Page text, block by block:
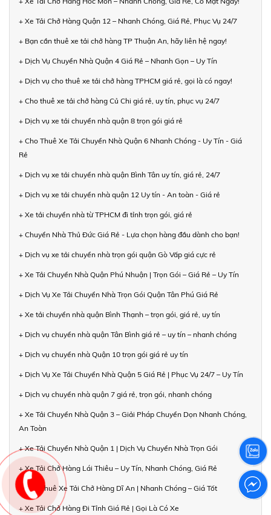
+ Xe Tải Chở Hàng Quận 12 – Nhanh Chóng, Giá Rẻ, Phục Vụ 24/7
+ Bạn cần thuê xe tải chở hàng TP Thuận An, hãy liên hệ ngay!
+ Dịch Vụ Chuyển Nhà Quận 4 Giá Rẻ – Nhanh Gọn – Uy Tín
+ Dịch vụ cho thuê xe tải chở hàng TPHCM giá rẻ, gọi là có ngay!
+ Cho thuê xe tải chở hàng Củ Chi giá rẻ, uy tín, phục vụ 24/7
+ Dịch vụ xe tải chuyển nhà quận 8 trọn gói giá rẻ
+ Cho Thuê Xe Tải Chuyển Nhà Quận 6 Nhanh Chóng - Uy Tín - Giá
Rẻ
+ Dịch vụ xe tải chuyển nhà quận Bình Tân uy tín, giá rẻ, 24/7
+ Dịch vụ xe tải chuyển nhà quận 12 Uy tín - An toàn - Giá rẻ
+ Xe tải chuyển nhà từ TPHCM đi tỉnh trọn gói, giá rẻ
+ Chuyển Nhà Thủ Đức Giá Rẻ - Lựa chọn hàng đầu dành cho bạn!
+ Dịch vụ xe tải chuyển nhà trọn gói quận Gò Vấp giá cực rẻ
+ Xe Tải Chuyển Nhà Quận Phú Nhuận | Trọn Gói – Giá Rẻ – Uy Tín
+ Dịch Vụ Xe Tải Chuyển Nhà Trọn Gói Quận Tân Phú Giá Rẻ
+ Xe tải chuyển nhà quận Bình Thạnh – trọn gói, giá rẻ, uy tín
+ Dịch vụ chuyển nhà quận Tân Bình giá rẻ – uy tín – nhanh chóng
+ Dịch vụ chuyển nhà Quận 10 trọn gói giá rẻ uy tín
+ Dịch Vụ Xe Tải Chuyển Nhà Quận 5 Giá Rẻ | Phục Vụ 24/7 – Uy Tín
+ Dịch vụ chuyển nhà quận 7 giá rẻ, trọn gói, nhanh chóng
+ Xe Tải Chuyển Nhà Quận 3 – Giải Pháp Chuyển Dọn Nhanh Chóng,
An Toàn
+ Xe Tải Chuyển Nhà Quận 1 | Dịch Vụ Chuyển Nhà Trọn Gói
+ Xe Tải Chở Hàng Lái Thiêu – Uy Tín, Nhanh Chóng, Giá Rẻ
+ Cho Thuê Xe Tải Chở Hàng Dĩ An | Nhanh Chóng – Giá Tốt
+ Xe Tải Chở Hàng Đi Tỉnh Giá Rẻ | Gọi Là Có Xe